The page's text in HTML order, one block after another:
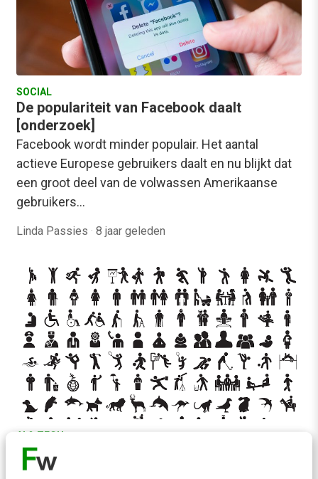
SOCIAL
De populariteit van Facebook daalt
[onderzoek]
Facebook wordt minder populair. Het aantal
actieve Europese gebruikers daalt en nu blijkt dat
een groot deel van de volwassen Amerikaanse
gebruikers…
Linda Passies · 8 jaar geleden
AI & TECH
Zo voorspellen social media-data je
persoonlijkheid & gezondheidsrisico’s